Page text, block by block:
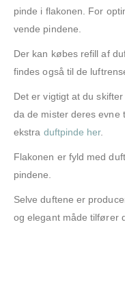
pinde i flakonen. For
vende pindene.
Der kan købes refill af
findes også til de
Det er vigtigt at du
da de mister deres evne
ekstra duftpinde her.
Flakonen er fyld med
pindene.
Selve duftene er
og elegant måde tilfører